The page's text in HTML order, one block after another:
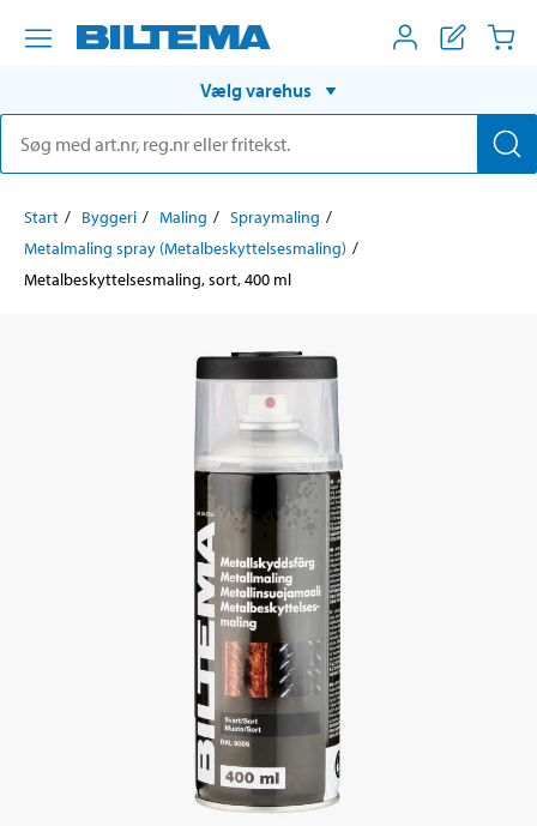
Vælg varehus
Start Byggeri Maling
Spraymaling
Metalmaling spray (Metalbeskyttelsesmaling)
Metalbeskyttelsesmaling, sort, 400 ml